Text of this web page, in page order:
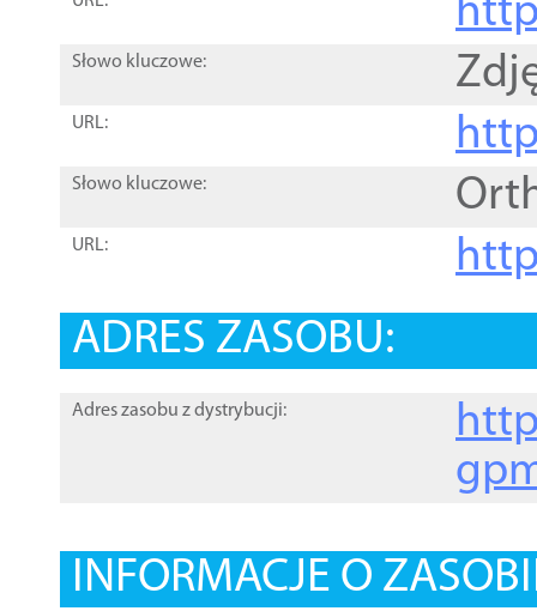
Słowo kluczowe:
URL:
Słowo kluczowe:
URL:
ADRES ZASOBU:
Adres zasobu z dystrybucji:
INFORMACJE O